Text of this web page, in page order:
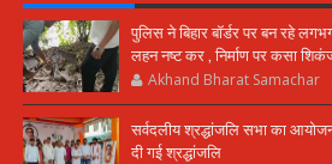
पुलिस ने बिहार बॉर्डर पर बन रहे
लहन नष्ट कर , निर्माण पर कसा
Akhand Bharat Samachar
सर्वदलीय श्रद्धांजलि सभा का
दी गई श्रद्धांजलि